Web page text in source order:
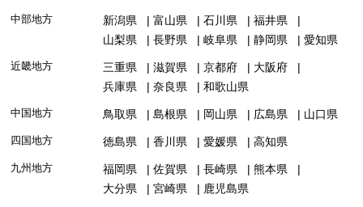
中部地方 新潟県 富山県 石川県
福井県
山梨県
長野県 岐阜県 静岡県 愛知県
近畿地方 三重県 滋賀県 京都府
大阪府
兵庫県
奈良県 和歌山県
中国地方 鳥取県 島根県 岡山県 広島県 山口県
四国地方 徳島県 香川県 愛媛県 高知県
九州地方 福岡県 佐賀県 長崎県
熊本県
大分県
宮崎県 鹿児島県